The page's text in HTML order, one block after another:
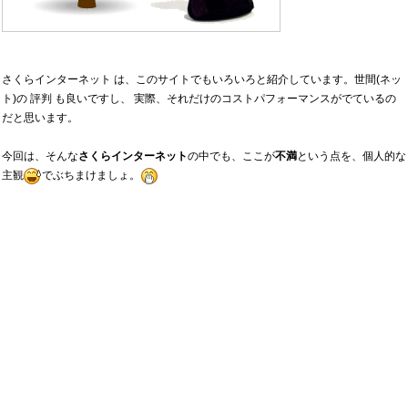
さくらインターネット は、このサイトでもいろいろと紹介しています。世間(ネッ
ト)の 評判 も良いですし、 実際、それだけのコストパフォーマンスがでているの
だと思います。
今回は、そんなさくらインターネットの中でも、ここが不満という点を、個人的な
主観
でぶちまけましょ。